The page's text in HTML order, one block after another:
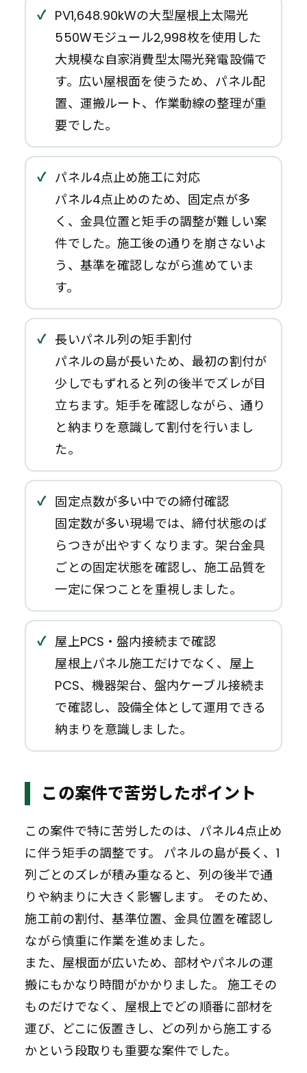
PV1,648.90kWの大型屋根上太陽光
550Wモジュール2,998枚を使用した
大規模な自家消費型太陽光発電設備で
す。広い屋根面を使うため、パネル配
置、運搬ルート、作業動線の整理が重
要でした。
パネル4点止め施工に対応
パネル4点止めのため、固定点が多
く、金具位置と矩手の調整が難しい案
件でした。施工後の通りを崩さないよ
う、基準を確認しながら進めていま
す。
長いパネル列の矩手割付
パネルの島が長いため、最初の割付が
少しでもずれると列の後半でズレが目
立ちます。矩手を確認しながら、通り
と納まりを意識して割付を行いまし
た。
固定点数が多い中での締付確認
固定数が多い現場では、締付状態のば
らつきが出やすくなります。架台金具
ごとの固定状態を確認し、施工品質を
一定に保つことを重視しました。
屋上PCS・盤内接続まで確認
屋根上パネル施工だけでなく、屋上
PCS、機器架台、盤内ケーブル接続ま
で確認し、設備全体として運用できる
納まりを意識しました。
この案件で苦労したポイント
この案件で特に苦労したのは、パネル4点止め
に伴う矩手の調整です。 パネルの島が長く、1
列ごとのズレが積み重なると、列の後半で通
りや納まりに大きく影響します。 そのため、
施工前の割付、基準位置、金具位置を確認し
ながら慎重に作業を進めました。
また、屋根面が広いため、部材やパネルの運
搬にもかなり時間がかかりました。 施工その
ものだけでなく、屋根上でどの順番に部材を
運び、どこに仮置きし、どの列から施工する
かという段取りも重要な案件でした。